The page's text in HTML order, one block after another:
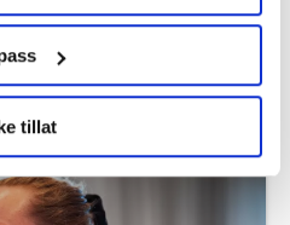
eller trekke tilbake ditt
informasjonskapsler.
hk-nytt.no
(cookies) for å
blir brukt slik at vi tilby
annonser og utarbeide
tillat
– Utviklingen går